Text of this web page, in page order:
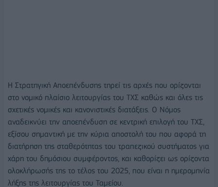
Η Στρατηγική Αποεπένδυσης τηρεί τις αρχές που ορίζονται
στο νομικό πλαίσιο λειτουργίας του ΤΧΣ καθώς και όλες τις
σχετικές νομικές και κανονιστικές διατάξεις. Ο Νόμος
αναδεικνύει την αποεπένδυση σε κεντρική επιλογή του ΤΧΣ,
εξίσου σημαντική με την κύρια αποστολή του που αφορά τη
διατήρηση της σταθερότητας του τραπεζικού συστήματος για
χάρη του δημόσιου συμφέροντος, και καθορίζει ως ορίζοντα
ολοκλήρωσής της το τέλος του 2025, που είναι η ημερομηνία
λήξης της λειτουργίας του Ταμείου.